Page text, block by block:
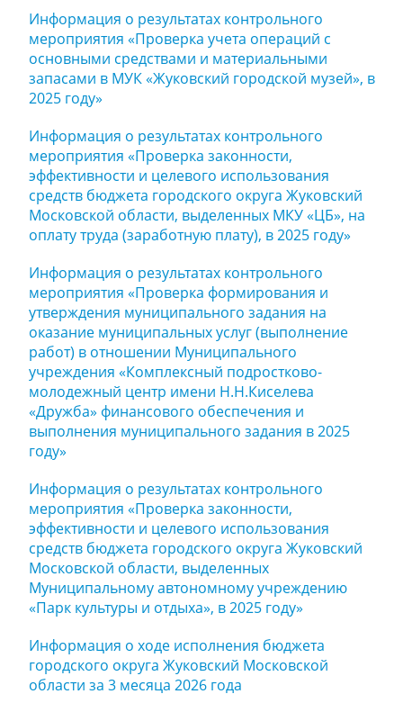
Информация о результатах контрольного
мероприятия «Проверка учета операций с
основными средствами и материальными
запасами в МУК «Жуковский городской музей», в
2025 году»
Информация о результатах контрольного
мероприятия «Проверка законности,
эффективности и целевого использования
средств бюджета городского округа Жуковский
Московской области, выделенных МКУ «ЦБ», на
оплату труда (заработную плату), в 2025 году»
Информация о результатах контрольного
мероприятия «Проверка формирования и
утверждения муниципального задания на
оказание муниципальных услуг (выполнение
работ) в отношении Муниципального
учреждения «Комплексный подростково-
молодежный центр имени Н.Н.Киселева
«Дружба» финансового обеспечения и
выполнения муниципального задания в 2025
году»
Информация о результатах контрольного
мероприятия «Проверка законности,
эффективности и целевого использования
средств бюджета городского округа Жуковский
Московской области, выделенных
Муниципальному автономному учреждению
«Парк культуры и отдыха», в 2025 году»
Информация о ходе исполнения бюджета
городского округа Жуковский Московской
области за 3 месяца 2026 года